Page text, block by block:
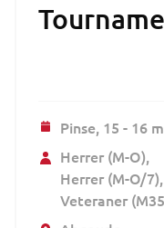
Pinse, 15 - 16
Herrer (M-O)
Herrer (M-O/7)
Veteraner